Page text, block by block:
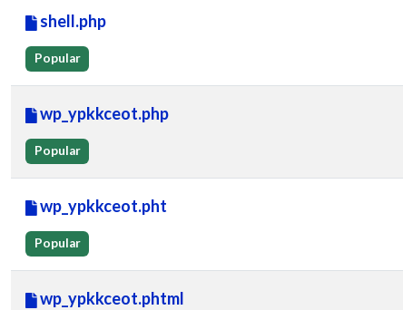
shell.php
Popular
wp_ypkkceot.php
Popular
wp_ypkkceot.pht
Popular
wp_ypkkceot.phtml